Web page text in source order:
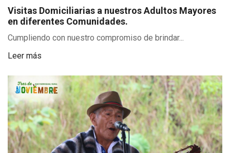
Visitas Domiciliarias a nuestros Adultos Mayores
en diferentes Comunidades.
Cumpliendo con nuestro compromiso de brindar...
Leer más